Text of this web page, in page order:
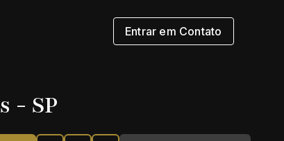
Entrar em Contato
- SP